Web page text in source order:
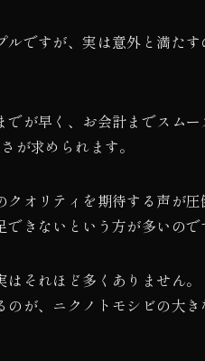
ルですが、実は意外と満た
が早く、お会計までスム
が求められます。
オリティを期待する声が
きないという方が多いので
それほど多くありません
が、ニクノトモシビの大き